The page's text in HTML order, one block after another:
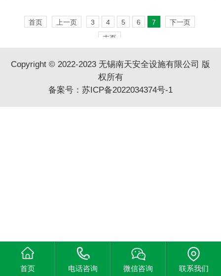
首页 上一页 3 4 5 6 7
下一页
末页
Copyright © 2022-2023 无锡南天安全设施有限公司 版
权所有
备案号： 苏ICP备2022034374号-1
首页 电话咨询 微信咨询 联系我们